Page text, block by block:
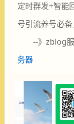
定时群发+智能
号引流养号必备
--》zblog服
务器